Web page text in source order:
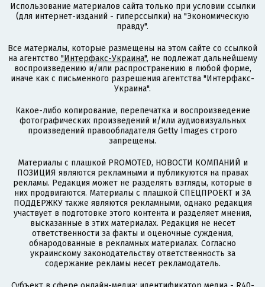
Использование материалов сайта только при условии ссылки
(для интернет-изданий - гиперссылки) на "Экономическую
правду".
Все материалы, которые размещены на этом сайте со ссылкой
на агентство "Интерфакс-Украина", не подлежат дальнейшему
воспроизведению и/или распространению в любой форме,
иначе как с письменного разрешения агентства "Интерфакс-
Украина".
Какое-либо копирование, перепечатка и воспроизведение
фотографических произведений и/или аудиовизуальных
произведений правообладателя Getty Images строго
запрещены.
Материалы с плашкой PROMOTED, НОВОСТИ КОМПАНИЙ и
ПОЗИЦИЯ являются рекламными и публикуются на правах
рекламы. Редакция может не разделять взгляды, которые в
них продвигаются. Материалы с плашкой СПЕЦПРОЕКТ и ЗА
ПОДДЕРЖКУ также являются рекламными, однако редакция
участвует в подготовке этого контента и разделяет мнения,
высказанные в этих материалах. Редакция не несет
ответственности за факты и оценочные суждения,
обнародованные в рекламных материалах. Согласно
украинскому законодательству ответственность за
содержание рекламы несет рекламодатель.